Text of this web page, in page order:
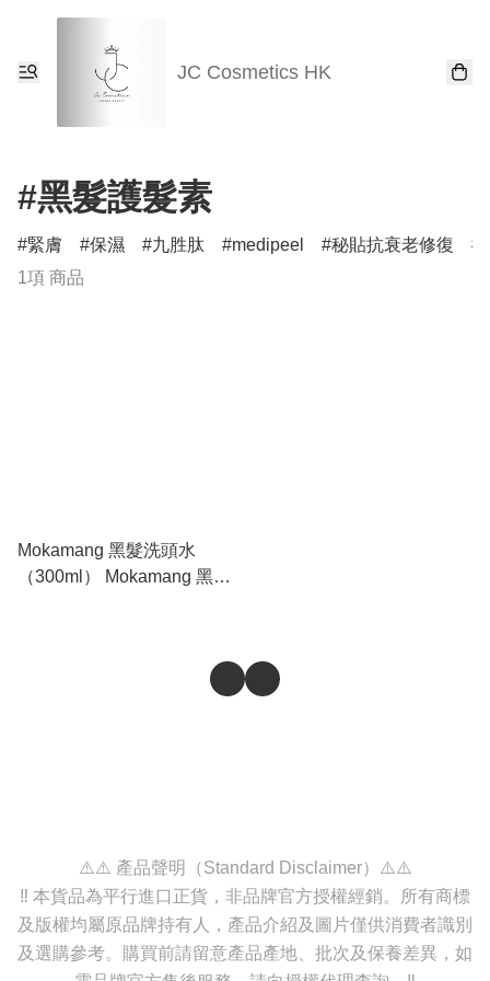
JC Cosmetics HK
#黑髮護髮素
緊膚 保濕 九胜肽 medipeel 秘貼抗衰老修復
1項 商品
Mokamang 黑髮洗頭水
（300ml） Mokamang 黑髮
⚠️⚠️ 產品聲明（Standard Disclaimer）⚠️⚠️
‼️ 本貨品為平行進口正貨，非品牌官方授權經銷。所有商標
及版權均屬原品牌持有人，產品介紹及圖片僅供消費者識別
及選購參考。購買前請留意產品產地、批次及保養差異，如